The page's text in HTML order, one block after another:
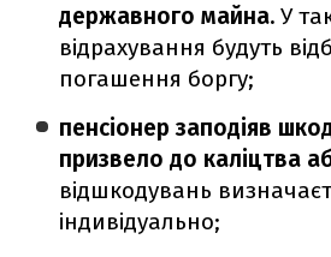
державного майна.У
відрахування будуть
погашення боргу;
пенсіонер заподіяв
призвело до каліцтва
відшкодувань
індивідуально;